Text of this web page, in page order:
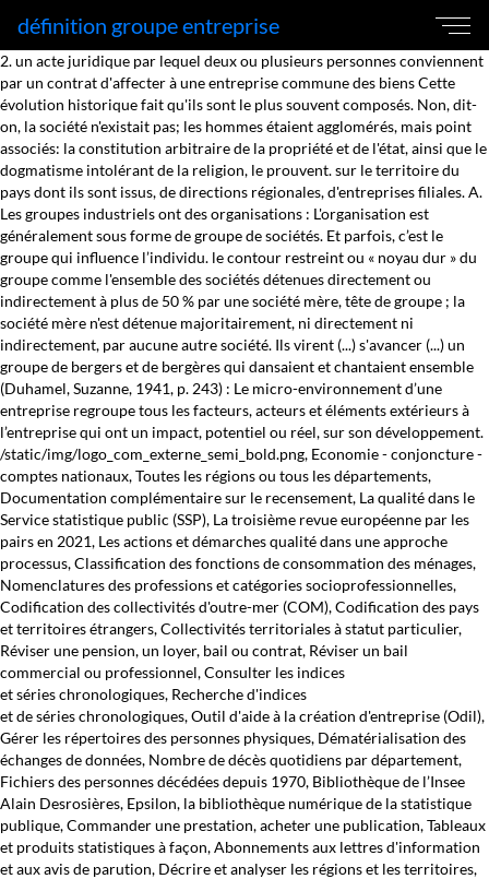
définition groupe entreprise
2. un acte juridique par lequel deux ou plusieurs personnes conviennent par un contrat d'affecter à une entreprise commune des biens Cette évolution historique fait qu'ils sont le plus souvent composés. Non, dit-on, la société n'existait pas; les hommes étaient agglomérés, mais point associés: la constitution arbitraire de la propriété et de l'état, ainsi que le dogmatisme intolérant de la religion, le prouvent. sur le territoire du pays dont ils sont issus, de directions régionales, d'entreprises filiales. A. Les groupes industriels ont des organisations : L'organisation est généralement sous forme de groupe de sociétés. Et parfois, c’est le groupe qui influence l’individu. le contour restreint ou « noyau dur » du groupe comme l'ensemble des sociétés détenues directement ou indirectement à plus de 50 % par une société mère, tête de groupe ; la société mère n'est détenue majoritairement, ni directement ni indirectement, par aucune autre société. Ils virent (...) s'avancer (...) un groupe de bergers et de bergères qui dansaient et chantaient ensemble (Duhamel, Suzanne, 1941, p. 243) : Le micro-environnement d’une entreprise regroupe tous les facteurs, acteurs et éléments extérieurs à l’entreprise qui ont un impact, potentiel ou réel, sur son développement. /static/img/logo_com_externe_semi_bold.png, Economie - conjoncture - comptes nationaux, Toutes les régions ou tous les départements, Documentation complémentaire sur le recensement, La qualité dans le Service statistique public (SSP), La troisième revue européenne par les pairs en 2021, Les actions et démarches qualité dans une approche processus, Classification des fonctions de consommation des ménages, Nomenclatures des professions et catégories socioprofessionnelles, Codification des collectivités d'outre-mer (COM), Codification des pays et territoires étrangers, Collectivités territoriales à statut particulier, Réviser une pension, un loyer, bail ou contrat, Réviser un bail commercial ou professionnel, Consulter les indices et séries chronologiques, Recherche d'indices et de séries chronologiques, Outil d'aide à la création d'entreprise (Odil), Gérer les répertoires des personnes physiques, Dématérialisation des échanges de données, Nombre de décès quotidiens par département, Fichiers des personnes décédées depuis 1970, Bibliothèque de l’Insee Alain Desrosières, Epsilon, la bibliothèque numérique de la statistique publique, Commander une prestation, acheter une publication, Tableaux et produits statistiques à façon, Abonnements aux lettres d'information et aux avis de parution, Décrire et analyser les régions et les territoires, Perfectionner ses méthodes et évaluer la qualité, Contribuer à la construction de la statistique européenne et internationale, La construction de la statistique européenne, Les producteurs de statistiques européennes en France, Textes juridiques de la gouvernance statistique européenne, Engagements et mesure de la qualité de service, Les indicateurs de qualité du programme Transparence, Les engagements du programme Services Publics+. Une définition simple. La plupart des définitions du français sont proposées par SenseGates et comportent un approfondissement avec Littré et plusieurs auteurs techniques spécialisés. Chapitre 1- L’entreprise : définition, caractéristique et contrôle La manière classique de commencer un cours d’initiation générale est de donner une définition de l’objet que l’on va traiter, en l’occurrence l’entreprise. Le dictionnaire des synonymes est surtout dérivé du dictionnaire intégral (TID). Les jeux de lettres anagramme, mot-croisé, joker, Lettris et Boggle sont proposés par Memodata. LA fenêtre fournit des explications et des traductions contextuelles, c'est-à-dire sans obliger votre visiteur à quitter votre page web ! Lettris est un jeu de lettres gravitationnelles proche de Tetris. Le nom d'une entreprise doit respecter la Charte de la langue française et doit donc être en français. Le fait qu'un groupe soit public n'empêche pas que certaines adoptent un statut de société par actions, ses titres de propriété étant essentiellement (ou partiellement en cas d'entreprise mixte) détenues par la collectivité publique dont elle dépend, ce qui permet d'isoler comptablement leur activité pour une meilleure transparence de celle-ci. Filiale : définition. Astuce: parcourir les champs sémantiques du dictionnaire analogique en plusieurs langues pour mieux apprendre avec sensagent. Ce dossier vous présente toutes les démarches à suivre pour constituer un groupe.. Tout d’abord, il dévoile les intérêts du holding.Cette société permet, dans un montage financier réfléchi, de structurer un ensemble de sociétés et de profiter d’avantages fiscaux parfois significatifs. En savoir plus, Vous pouvez partager vos connaissances en l’améliorant (, Aspects spécifiques liés au type de propriété, un contenu abusif (raciste, pornographique, diffamatoire), http://fr.wikipedia.org/w/index.php?title=Groupe_d%27entreprises&oldid=76450567, anagramme, mot-croisé, joker, Lettris et Boggle, est motorisé par Memodata pour faciliter les, Il existe enfin des groupes mixtes où le capital se partage entre des actionnaires privés et une. Déterminer une stratégie d’entreprise consiste à fixer des objectifs de long terme et à se donner les moyens de les atteindre compte tenu de ses ressources. Obtenir des informations en XML pour filtrer le meilleur contenu. Les groupes cotés sur un marché boursier, généralement au niveau de leur société mère, ont l'obligation légale de publier des comptes consolidés. Définition et règles applicables au nom de l'entreprise. Une entreprise pérenne, qui gagne de l’argent et qui est durablement profitable 2. Définitions de société. Lors que l'on crée une holding, on crée par la même occasion un groupe de société. une société qui a pour vocation de détenir des parts ou actions de sociétés afin d’en assurer une unité de direction et de contrôle. Il arrive exceptionnellement que la tête de groupe ne soit pas la société mère ultime, car elle appartient elle même à des sociétés du groupe. entreprises ou il n’y a qu’un seul dirigeant capable de gérer l’ensemble de la structure. Il est aussi possible de jouer avec la grille de 25 cases. Un groupe d'entreprises ou groupe est un ensemble d'entreprises, présentant des personnalités morales distinctes, mais entretenant des liens directs et indirects principalement financiers (participations ou contrôle) mais aussi fréquemment organisationnels (dirigeants, stratégies, etc. En poursuivant votre navigation sur ce site, vous acceptez l'utilisation de ces cookies. Au total, lorsqu'ils atteignent une stature pleinement internationale (multinationale), ils adoptent un organigramme fonctionnel par pays, régions, branches d'activité, etc. Tous droits réservés. Toutefois, les types d'organisation diffèrent d'un groupe à l'autre, de même que les cultures d'entreprises, ce qui peut amener des incohérences passagères ou durables lors des réorganisations, fusions, acquisitions…. Ajouter de nouveaux contenus Add à votre site depuis Sensagent par XML. Contrôler une société, c'est avoir le pouvoir de nommer la majorité des dirigeants. Une entreprise qui défie ses concurrentsen termes de qualité et de rapidité de service 3. Fixer la signification de chaque méta-donnée (multilingue). L'existence de personnalités morales distinctes, permet de caractériser la notion de groupe et la différenciant par exemple des relations qui existent entre une entreprise et ses établissements ou succursales. This entry is from Wikipedia, the leading user-contributed encyclopedia. Participer au concours et enregistrer votre nom dans la liste de meilleurs joueurs ! C'est le cas en particulier du premier groupe bancaire français, le Crédit agricole. A l'heure actuelle, il existe des groupes de sociétés pouvant être composés de plus d'une centaine de filiales. En effet, les membres d'un groupe peuvent décider d'adopter des méthodes de travail différentes de ce qu'on attend d'eux. société qui a pour vocation de regrouper des associés ou actionnairesqui souhaitent acquérir une influence significative dans les sociétés détenues par celle-ci. Afin de donner une définition de la stratégie en entreprise, il suffit de remplacer les mots issus du champ lexical guerrier de cette définition du Larousse et de les remplacer par des termes propres à l’économie : “Art de combiner l’action de forces d’entreprise en vue d’atteindre un but économique déterminé par le pouvoir de la direction générale“. Ensemble d'êtres humains vivant en groupe organisé : Les hommes vivent en société. Catégorie. D'un point de vue fonctionnel, les groupes, sont généralement issus d'un pays précis et ont ensuite essaimé. En droit, l'entreprise ne fait pas l'objet d'une définition juridique unique. Les groupes peuvent être composés d'entreprises de statuts juridiques différents, selon les pays par exemple. − Ensemble d'êtres animés ou de choses rapprochés formant un tout. Le salarié sera alors non impliqué dans la vie de l’entreprise. Affaire agricole, commerciale ou industrielle, dirigée par une personne morale ou physique privée en vue de produire des biens ou services pour le marché ; unité économique de production ; firme : Entreprise industrielle, commerciale. L'encyclopédie française bénéficie de la licence Wikipedia (GNU). Un groupe d'entreprises ou groupe est un ensemble d'entreprises, présentant des personnalités morales distinctes, mais entretenant des liens directs et indirects principalement financiers (participations ou contrôle) mais aussi fréquemment organisationnels (dirigeants, stratégies, etc. ○ jokers, mots-croisés L'espace économique où sont implantés les groupes et leurs filiales dépasse le territoire national. Nous contacter la détention d’actions ou de parts sociales d’autres sociétés. Par contre, les enquêtes ou les données administratives recueillent les données économiques des entreprises concernées situées sur le territoire fra